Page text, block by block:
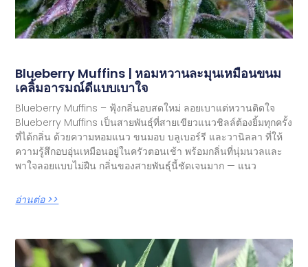
Blueberry Muffins | หอมหวานละมุนเหมือนขนม
เคลิ้มอารมณ์ดีแบบเบาใจ
Blueberry Muffins – ฟุ้งกลิ่นอบสดใหม่ ลอยเบาแต่หวานติดใจ
Blueberry Muffins เป็นสายพันธุ์ที่สายเขียวแนวชิลล์ต้องยิ้มทุกครั้ง
ที่ได้กลิ่น ด้วยความหอมแนว ขนมอบ บลูเบอร์รี และวานิลลา ที่ให้
ความรู้สึกอบอุ่นเหมือนอยู่ในครัวตอนเช้า พร้อมกลิ่นที่นุ่มนวลและ
พาใจลอยแบบไม่ฝืน กลิ่นของสายพันธุ์นี้ชัดเจนมาก — แนว
อ่านต่อ >>